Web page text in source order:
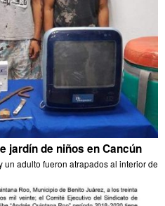
jardín de niños en Cancún
adulto fueron atrapados al interior de